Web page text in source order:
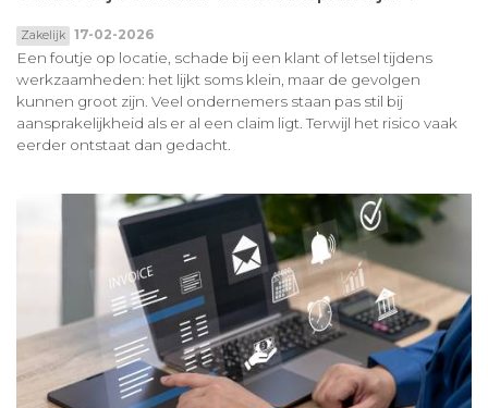
Zakelijk 17-02-2026
Een foutje op locatie, schade bij een klant of letsel tijdens
werkzaamheden: het lijkt soms klein, maar de gevolgen
kunnen groot zijn. Veel ondernemers staan pas stil bij
aansprakelijkheid als er al een claim ligt. Terwijl het risico vaak
eerder ontstaat dan gedacht.